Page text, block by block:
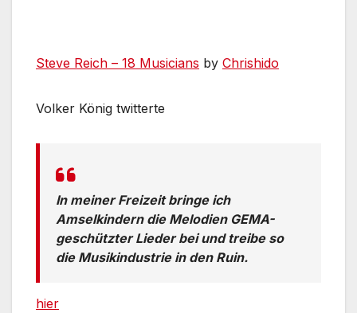
Steve Reich – 18 Musicians by Chrishido
Volker König twitterte
In meiner Freizeit bringe ich
Amselkindern die Melodien GEMA-
geschützter Lieder bei und treibe so
die Musikindustrie in den Ruin.
hier